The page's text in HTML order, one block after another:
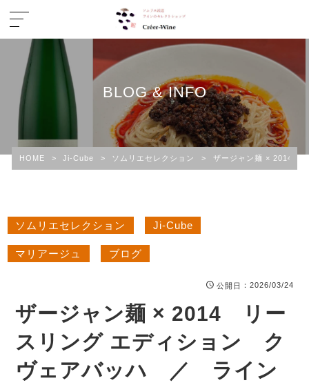
BLOG & INFO
HOME > Ji-Cube > ソムリエセレクション > ザージャン麺 × 2014
ソムリエセレクション Ji-Cube
マリアージュ ブログ
公開日 ：2026/03/24
ザージャン麺 × 2014 リー
スリング エディション ク
ヴェアバッハ ／ ライン